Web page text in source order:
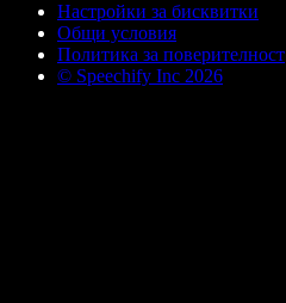
Настройки за бисквитки
Общи условия
Политика за поверителност
© Speechify Inc 2026